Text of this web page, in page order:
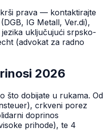
prava — kontaktirajte
IG Metall, Ver.di),
uključujući srpsko-
(advokat za radno
2026
što dobijate u rukama. Od
crkveni porez
doprinos
prihode), te 4